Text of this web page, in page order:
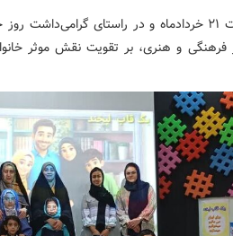
این رویداد که به مناسبت ۲۱ خردادماه و در راستای
فرهنگی و هنری، بر تقویت نقش موثر